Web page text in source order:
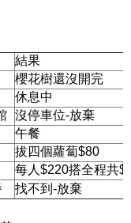
結果
櫻花樹還沒開完
休息中
沒停車位-放棄
午餐
拔四個蘿蔔$80
每人$220搭全程共
找不到-放棄